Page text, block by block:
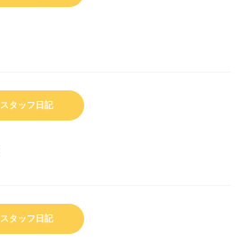
スタッフ日記
スタッフ日記